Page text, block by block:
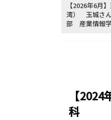
【2026年6月
湾） 玉城さ
部 産業情報
【
科